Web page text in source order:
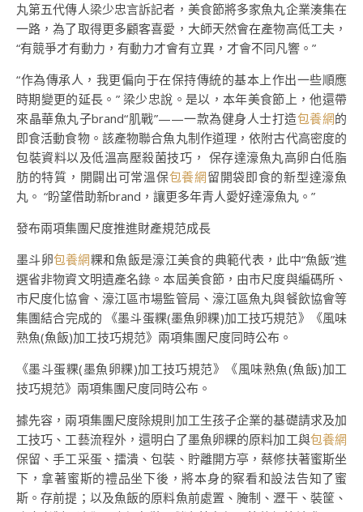
丸第五代傳人梁少忠言訴記者，美食節將多家魚丸企業湊集在
一路，為了取得更多顧客喜愛，大師天然會在產物高低工夫，
“有競爭才有動力，有動力才會有立異，才會不同凡響。”
“作為傳承人，我更偏向于在保持傳統的基本上作出一些順應
時期變更的延長。” 梁少忠說。是以，本年美食節上，他還帶
來晶華魚丸子brand“肌戰”——一款為健身人士打造包養網的
即食活動食物。該產物聯合魚丸制作道理，依附古代高密度的
包裝資料以及低溫高壓殺菌技巧， 保存達濠魚丸高卵白低脂
肪的特質，開闢出可常溫保包養網留開袋即食的新型達濠魚
丸。 “盼望借助新brand，讓更多年青人愛好達濠魚丸。”
發布兩項集團尺度推進財產規范成長
墨斗卵包養網粿和魚飯是濠江美食的典範代表，此中“魚飯”進
選省非物資文明遺產名錄。本屆美食節，由市尺度與編碼所、
市尺度化協會、濠江區市場監管局、濠江區魚丸與餐飲協會等
集團結合完成的 《墨斗蛋粿(墨魚卵粿)加工技巧規范》《風味
熟魚(魚飯)加工技巧規范》兩項集團尺度同時公布。
《墨斗蛋粿(墨魚卵粿)加工技巧規范》《風味熟魚(魚飯)加工
技巧規范》兩項集團尺度同時公布。
據先容，兩項集團尺度除規則加工生孩子企業的基礎請求及加
工技巧、工藝流程外，還明白了墨魚卵粿的原料加工與包養網
保留、手工采蛋、擂潰、包裝、貯離開方亭，蔡修扶著蜜斯坐
下，拿著蜜斯的禮品坐下後，將本身的察看和設法告知了蜜
斯。存前提；以及魚飯的原料魚前處置、腌制、瀝干、裝筐、